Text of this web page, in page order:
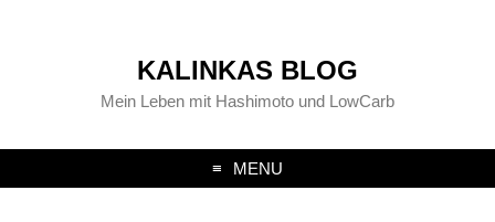
KALINKAS BLOG
Mein Leben mit Hashimoto und LowCarb
MENU